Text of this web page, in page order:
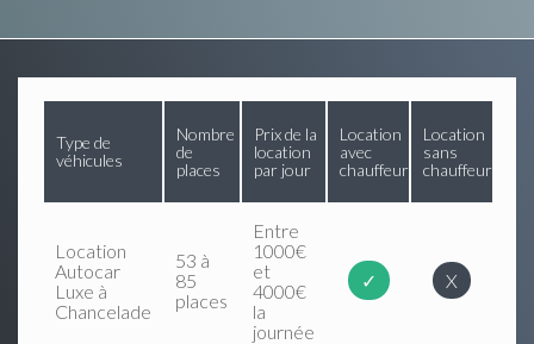
Type de
véhicules
Nombre
de
places
Prix de la
location
par jour
Location
avec
chauffeur
Location
sans
chauffeur
Location
Autocar
Luxe à
Chancelade
53 à
85
places
Entre
1000€
et
4000€
la
journée
✓ X